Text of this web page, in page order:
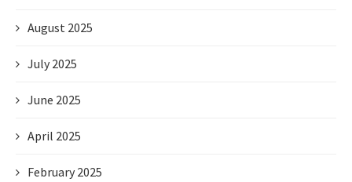
August 2025
July 2025
June 2025
April 2025
February 2025